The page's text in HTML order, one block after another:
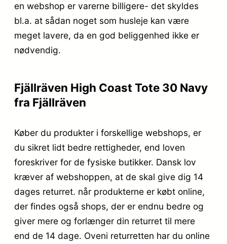
en webshop er varerne billigere- det skyldes
bl.a. at sådan noget som husleje kan være
meget lavere, da en god beliggenhed ikke er
nødvendig.
Fjällräven High Coast Tote 30 Navy
fra Fjällräven
Køber du produkter i forskellige webshops, er
du sikret lidt bedre rettigheder, end loven
foreskriver for de fysiske butikker. Dansk lov
kræver af webshoppen, at de skal give dig 14
dages returret. når produkterne er købt online,
der findes også shops, der er endnu bedre og
giver mere og forlænger din returret til mere
end de 14 dage. Oveni returretten har du online